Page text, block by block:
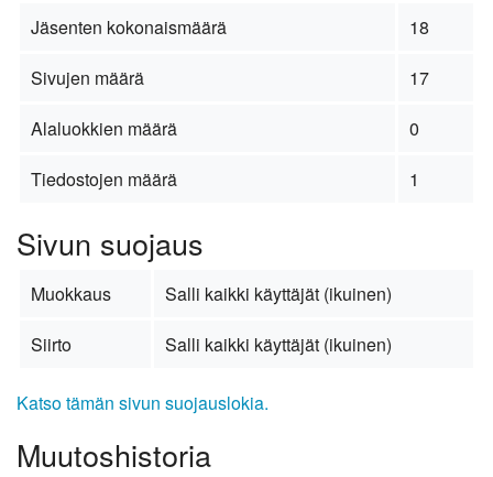
Jäsenten kokonaismäärä
18
Sivujen määrä
17
Alaluokkien määrä
0
Tiedostojen määrä
1
Sivun suojaus
Muokkaus
Salli kaikki käyttäjät (ikuinen)
Siirto
Salli kaikki käyttäjät (ikuinen)
Katso tämän sivun suojauslokia.
Muutoshistoria